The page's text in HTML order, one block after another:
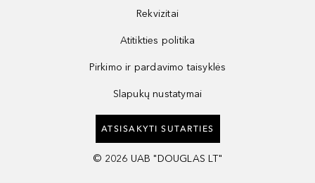
Rekvizitai
Atitikties politika
Pirkimo ir pardavimo taisyklės
Slapukų nustatymai
ATSISAKYTI SUTARTIES
© 2026 UAB "DOUGLAS LT"